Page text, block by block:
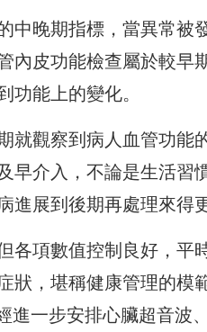
中晚期指標，當異常被
內皮功能檢查屬於較早
功能上的變化。
就觀察到病人血管功能
早介入，不論是生活習
展到後期再處理來得
各項數值控制良好，平
狀，堪稱健康管理的模
進一步安排心臟超音波